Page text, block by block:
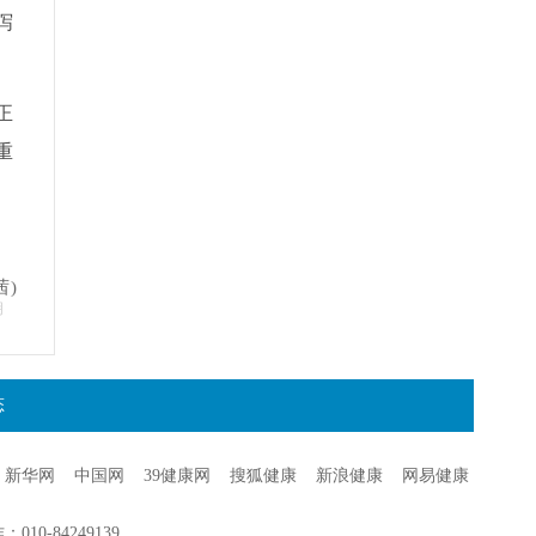
)
新华网 中国网 39健康网 搜狐健康 新浪健康
网易健康